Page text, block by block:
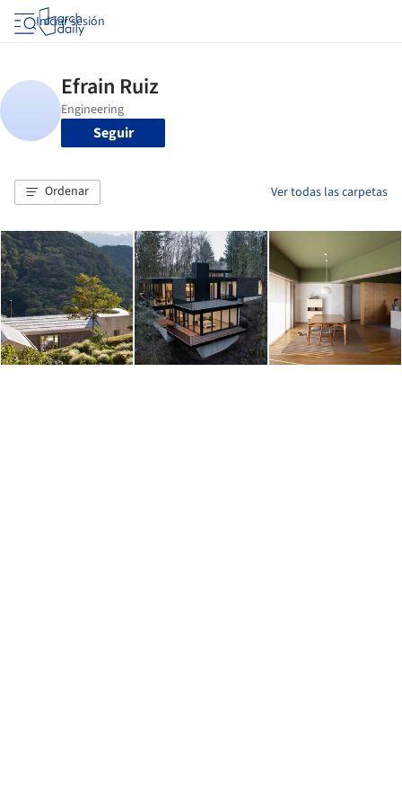
Iniciar sesión
Seguir
Ordenar Ver todas las carpetas